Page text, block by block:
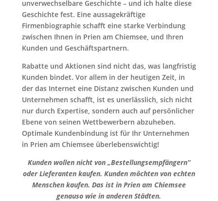
unverwechselbare Geschichte – und ich halte diese
Geschichte fest. Eine aussagekräftige
Firmenbiographie schafft eine starke Verbindung
zwischen Ihnen in Prien am Chiemsee, und Ihren
Kunden und Geschäftspartnern.
Rabatte und Aktionen sind nicht das, was langfristig
Kunden bindet. Vor allem in der heutigen Zeit, in
der das Internet eine Distanz zwischen Kunden und
Unternehmen schafft, ist es unerlässlich, sich nicht
nur durch Expertise, sondern auch auf persönlicher
Ebene von seinen Wettbewerbern abzuheben.
Optimale Kundenbindung ist für Ihr Unternehmen
in Prien am Chiemsee überlebenswichtig!
Kunden wollen nicht von „Bestellungsempfängern“
oder Lieferanten kaufen. Kunden möchten von echten
Menschen kaufen. Das ist in Prien am Chiemsee
genauso wie in anderen Städten.